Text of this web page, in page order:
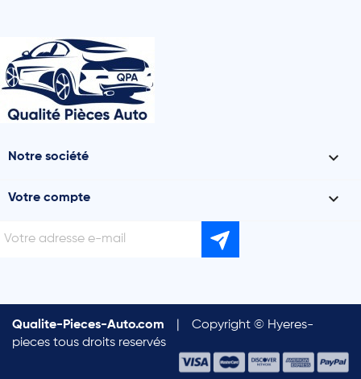
Notre société 
Votre compte 
Qualite-Pieces-Auto.com
Copyright © Hyeres-
pieces tous droits reservés